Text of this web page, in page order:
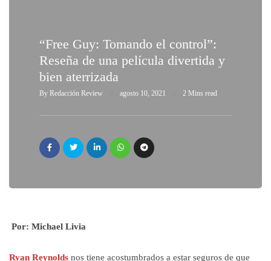
“Free Guy: Tomando el control”:
Reseña de una película divertida y
bien aterrizada
By Redacción Review agosto 10, 2021 2 Mins read
Por: Michael Livia
Ryan Reynolds nos tiene acostumbrados a estar seguros de que